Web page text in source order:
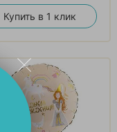
Купить в 1 клик